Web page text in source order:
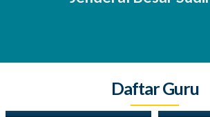
Daftar Guru
Ilham,